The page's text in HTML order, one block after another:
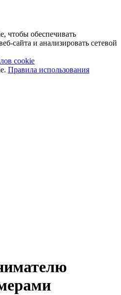
чтобы обеспечивать
сайта и анализировать сетевой
cookie
Правила использования